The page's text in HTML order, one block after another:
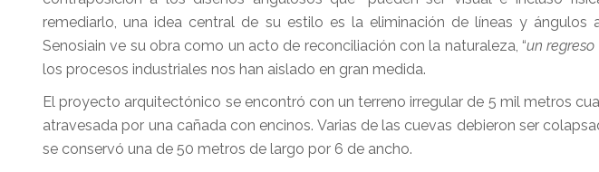
remediarlo, una idea central de su estilo es la eliminación de líneas y ángulos
Senosiain ve su obra como un acto de reconciliación con la naturaleza, “un
los procesos industriales nos han aislado en gran medida.
El proyecto arquitectónico se encontró con un terreno irregular de 5 mil metros
atravesada por una cañada con encinos. Varias de las cuevas debieron ser
se conservó una de 50 metros de largo por 6 de ancho.